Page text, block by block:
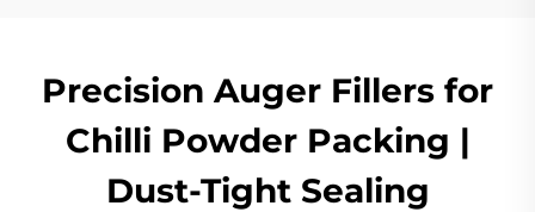
Precision Auger Fillers for
Chilli Powder Packing |
Dust-Tight Sealing